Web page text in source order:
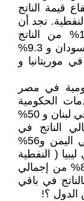
قيمة الناتج
نجد أن
الناتج من الخدمات الحكومية يمثل 10% من الناتج
المحلي في مصر بينما يمثل 6.3% في السودان و 9.3%
9.9% في سوريا و 11.6% في موريتانيا و
في مصر
الحكومية
المصري 60% من إجمالي الناتج المحلي في لبنان و 50%
من إجمالي الناتج في
البحرين( النفطية ) و 78% من الناتج في اليمن و56%
في ليبيا ( النفطية
أيضاً ) و26% من الناتج في المغرب و 83% من إجمالي
في باقي
الدول ؟!